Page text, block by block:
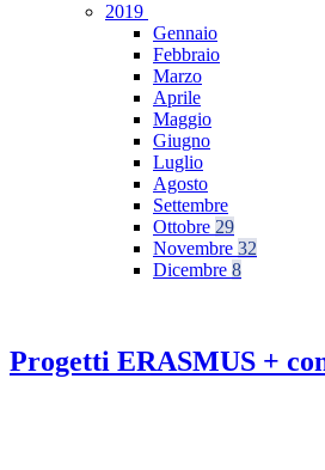
2019
Gennaio
Febbraio
Marzo
Aprile
Maggio
Giugno
Luglio
Agosto
Settembre
Ottobre 29
Novembre 32
Dicembre 8
Progetti ERASMUS +